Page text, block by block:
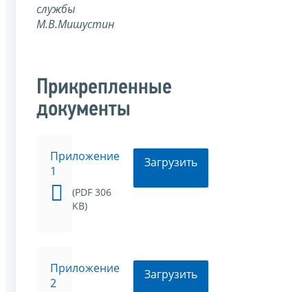
службы
М.В.Мишустин
Прикрепленные
документы
Приложение
1
(PDF 306
KB)
Загрузить
Приложение
2
Загрузить